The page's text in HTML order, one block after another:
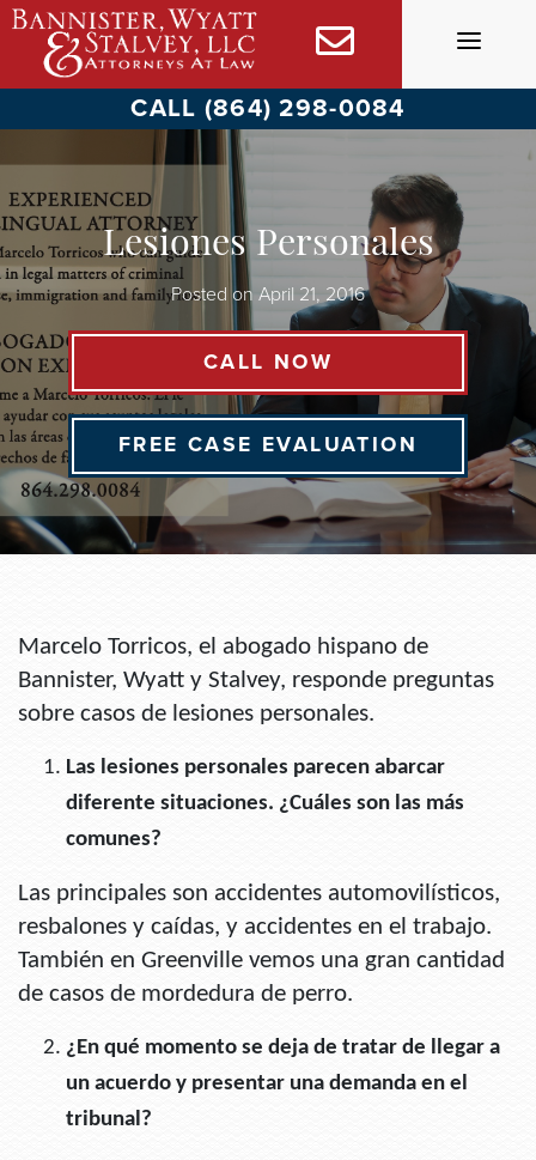
Skip
content
CALL (864) 298-0084
Lesiones Personales
Posted on April 21, 2016
CALL NOW
FREE CASE EVALUATION
Marcelo Torricos, el abogado hispano de
Bannister, Wyatt y Stalvey, responde preguntas
sobre casos de lesiones personales.
Las lesiones personales parecen abarcar
diferente situaciones. ¿Cuáles son las más
comunes?
Las principales son accidentes automovilísticos,
resbalones y caídas, y accidentes en el trabajo.
También en Greenville vemos una gran cantidad
de casos de mordedura de perro.
¿En qué momento se deja de tratar de llegar a
un acuerdo y presentar una demanda en el
tribunal?